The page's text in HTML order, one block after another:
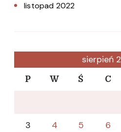
listopad 2022
sierpień
P W Ś C
3
4 5 6